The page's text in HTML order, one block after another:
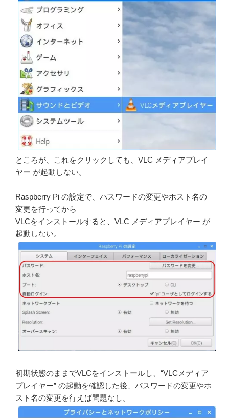
ところが、これをクリックしても、VLC メディアプレイ
ヤー が起動しない。
Raspberry Pi の設定で、パスワードの変更やホスト名の
変更を行ってから
VLCをインストールすると、VLC メディアプレイヤー が
起動しない。
初期状態のままでVLCをインストールし、“VLCメディア
プレイヤー” の起動を確認した後、パスワードの変更やホ
スト名の変更を行えば問題なし。